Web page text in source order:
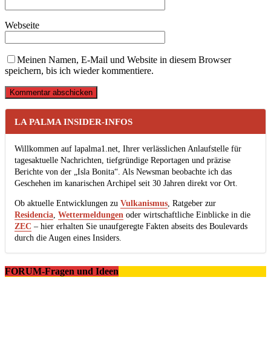
Webseite
Meinen Namen, E-Mail und Website in diesem Browser
speichern, bis ich wieder kommentiere.
LA PALMA INSIDER-INFOS
Willkommen auf lapalma1.net, Ihrer verlässlichen Anlaufstelle für
tagesaktuelle Nachrichten, tiefgründige Reportagen und präzise
Berichte von der „Isla Bonita“. Als Newsman beobachte ich das
Geschehen im kanarischen Archipel seit 30 Jahren direkt vor Ort.
Ob aktuelle Entwicklungen zu Vulkanismus , Ratgeber zur
Residencia Wettermeldungen oder wirtschaftliche Einblicke in die
ZEC – hier erhalten Sie unaufgeregte Fakten abseits des Boulevards
durch die Augen eines Insiders.
FORUM-Fragen und Ideen